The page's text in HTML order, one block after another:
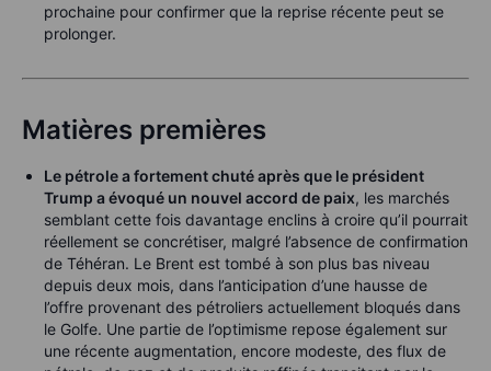
prochaine pour confirmer que la reprise récente peut se
prolonger.
Matières premières
Le pétrole a fortement chuté après que le président
Trump a évoqué un nouvel accord de paix, les marchés
semblant cette fois davantage enclins à croire qu’il pourrait
réellement se concrétiser, malgré l’absence de confirmation
de Téhéran. Le Brent est tombé à son plus bas niveau
depuis deux mois, dans l’anticipation d’une hausse de
l’offre provenant des pétroliers actuellement bloqués dans
le Golfe. Une partie de l’optimisme repose également sur
une récente augmentation, encore modeste, des flux de